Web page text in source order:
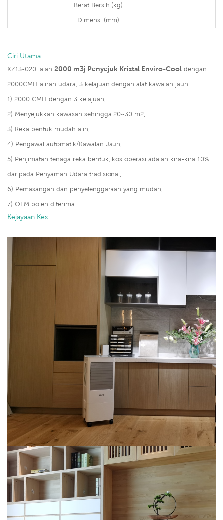
Berat Bersih (kg)
Dimensi (mm)
Ciri Utama
XZ13-020 ialah 2000 m3j Penyejuk Kristal Enviro-Cool dengan
2000CMH aliran udara, 3 kelajuan dengan alat kawalan jauh.
1) 2000 CMH dengan 3 kelajuan;
2) Menyejukkan kawasan sehingga 20~30 m2;
3) Reka bentuk mudah alih;
4) Pengawal automatik/Kawalan Jauh;
5) Penjimatan tenaga reka bentuk, kos operasi adalah kira-kira 10%
daripada Penyaman Udara tradisional;
6) Pemasangan dan penyelenggaraan yang mudah;
7) OEM boleh diterima.
Kejayaan Kes